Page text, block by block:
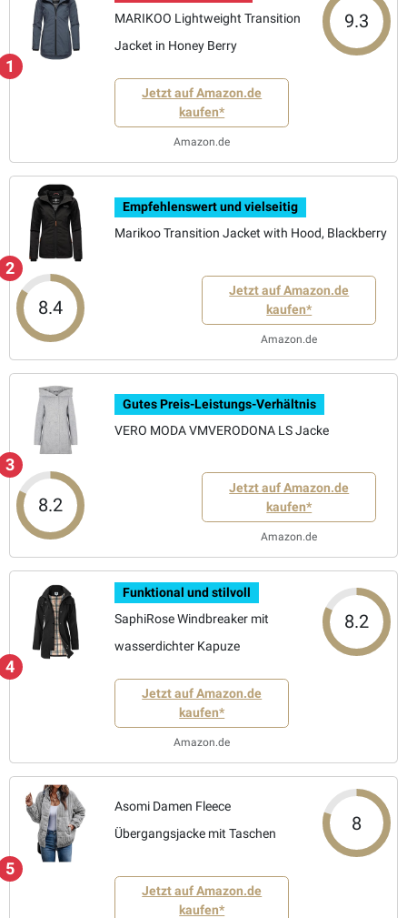
1
MARIKOO Lightweight Transition
Jacket in Honey Berry
9.3
Jetzt auf Amazon.de
kaufen*
Amazon.de
2
Empfehlenswert und vielseitig
Marikoo Transition Jacket with Hood, Blackberry
8.4
Jetzt auf Amazon.de
kaufen*
Amazon.de
3
Gutes Preis-Leistungs-Verhältnis
VERO MODA VMVERODONA LS Jacke
8.2
Jetzt auf Amazon.de
kaufen*
Amazon.de
4
Funktional und stilvoll
SaphiRose Windbreaker mit
wasserdichter Kapuze
8.2
Jetzt auf Amazon.de
kaufen*
Amazon.de
5
Asomi Damen Fleece
Übergangsjacke mit Taschen
8
Jetzt auf Amazon.de
kaufen*